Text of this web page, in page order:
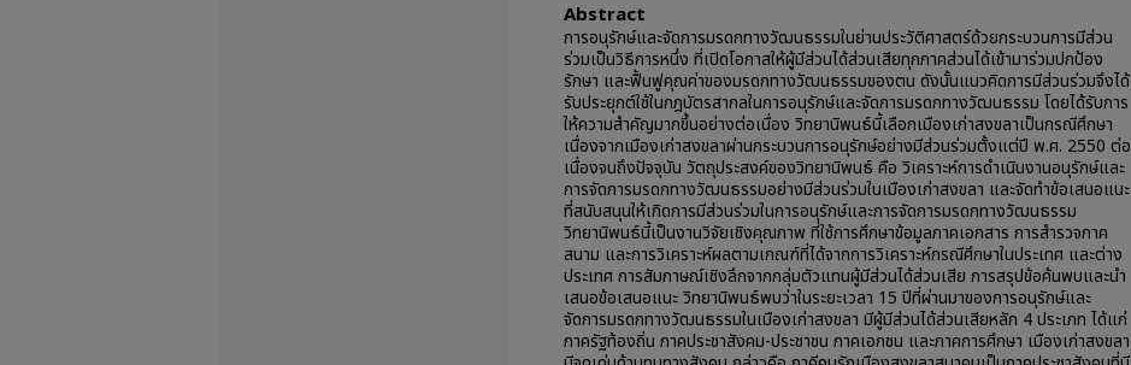
Abstract
การอนุรักษ์และจัดการมรดกทางวัฒนธรรมในย่านประวัติศาสตร์ด้วยกระบวนการมีส่วน
ร่วมเป็นวิธีการหนึ่ง ที่เปิดโอกาสให้ผู้มีส่วนได้ส่วนเสียทุกภาคส่วนได้เข้ามาร่วมปกป้อง
รักษา และฟื้นฟูคุณค่าของมรดกทางวัฒนธรรมของตน ดังนั้นแนวคิดการมีส่วนร่วมจึงได้
รับประยุกต์ใช้ในกฎบัตรสากลในการอนุรักษ์และจัดการมรดกทางวัฒนธรรม โดยได้รับการ
ให้ความสำคัญมากขึ้นอย่างต่อเนื่อง วิทยานิพนธ์นี้เลือกเมืองเก่าสงขลาเป็นกรณีศึกษา
เนื่องจากเมืองเก่าสงขลาผ่านกระบวนการอนุรักษ์อย่างมีส่วนร่วมตั้งแต่ปี พ.ศ. 2550 ต่อ
เนื่องจนถึงปัจจุบัน วัตถุประสงค์ของวิทยานิพนธ์ คือ วิเคราะห์การดำเนินงานอนุรักษ์และ
การจัดการมรดกทางวัฒนธรรมอย่างมีส่วนร่วมในเมืองเก่าสงขลา และจัดทำข้อเสนอแนะ
ที่สนับสนุนให้เกิดการมีส่วนร่วมในการอนุรักษ์และการจัดการมรดกทางวัฒนธรรม
วิทยานิพนธ์นี้เป็นงานวิจัยเชิงคุณภาพ ที่ใช้การศึกษาข้อมูลภาคเอกสาร การสำรวจภาค
สนาม และการวิเคราะห์ผลตามเกณฑ์ที่ได้จากการวิเคราะห์กรณีศึกษาในประเทศ และต่าง
ประเทศ การสัมภาษณ์เชิงลึกจากกลุ่มตัวแทนผู้มีส่วนได้ส่วนเสีย การสรุปข้อค้นพบและนำ
เสนอข้อเสนอแนะ วิทยานิพนธ์พบว่าในระยะเวลา 15 ปีที่ผ่านมาของการอนุรักษ์และ
จัดการมรดกทางวัฒนธรรมในเมืองเก่าสงขลา มีผู้มีส่วนได้ส่วนเสียหลัก 4 ประเภท ได้แก่
ภาครัฐท้องถิ่น ภาคประชาสังคม-ประชาชน ภาคเอกชน และภาคการศึกษา เมืองเก่าสงขลา